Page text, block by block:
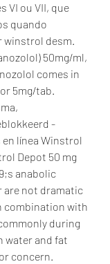
VI ou VII, que
quando
winstrol desm.
50mg/ml,
comes in
5mg/tab.
-
línea Winstrol
Depot 50 mg
anabolic
are not dramatic
combination with
during
water and fat
concern.